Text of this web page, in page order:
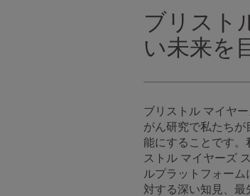
ブリスト
い未来を
ブリストル マイヤ
がん研究で私たち
能にすることです。
ストル マイヤーズ
ルプラットフォー
対する深い知見、